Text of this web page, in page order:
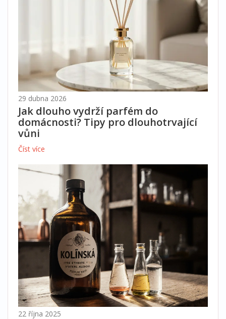
29 dubna 2026
Jak dlouho vydrží parfém do
domácnosti? Tipy pro dlouhotrvající
vůni
Číst více
22 října 2025